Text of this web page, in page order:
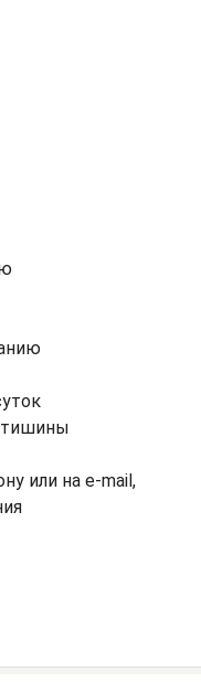
тишины
или на e-mail,